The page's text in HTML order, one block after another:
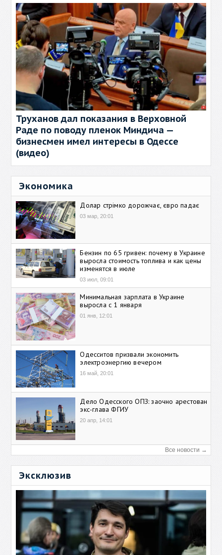
Труханов дал показания в Верховной
Раде по поводу пленок Миндича —
бизнесмен имел интересы в Одессе
(видео)
Экономика
Долар стрімко дорожчає, євро падає
03 мар, 20:01
Бензин по 65 гривен: почему в Украине
выросла стоимость топлива и как цены
изменятся в июле
03 июл, 09:01
Минимальная зарплата в Украине
выросла с 1 января
01 янв, 12:01
Одесситов призвали экономить
электроэнергию вечером
16 май, 20:01
Дело Одесского ОПЗ: заочно арестован
экс-глава ФГИУ
20 апр, 14:01
Все новости →
Эксклюзив